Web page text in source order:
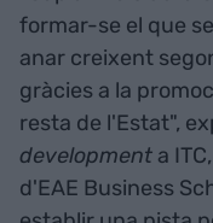
formar-se el que
anar creixent
gràcies a la
resta de l'Estat",
development a
d'EAE Business